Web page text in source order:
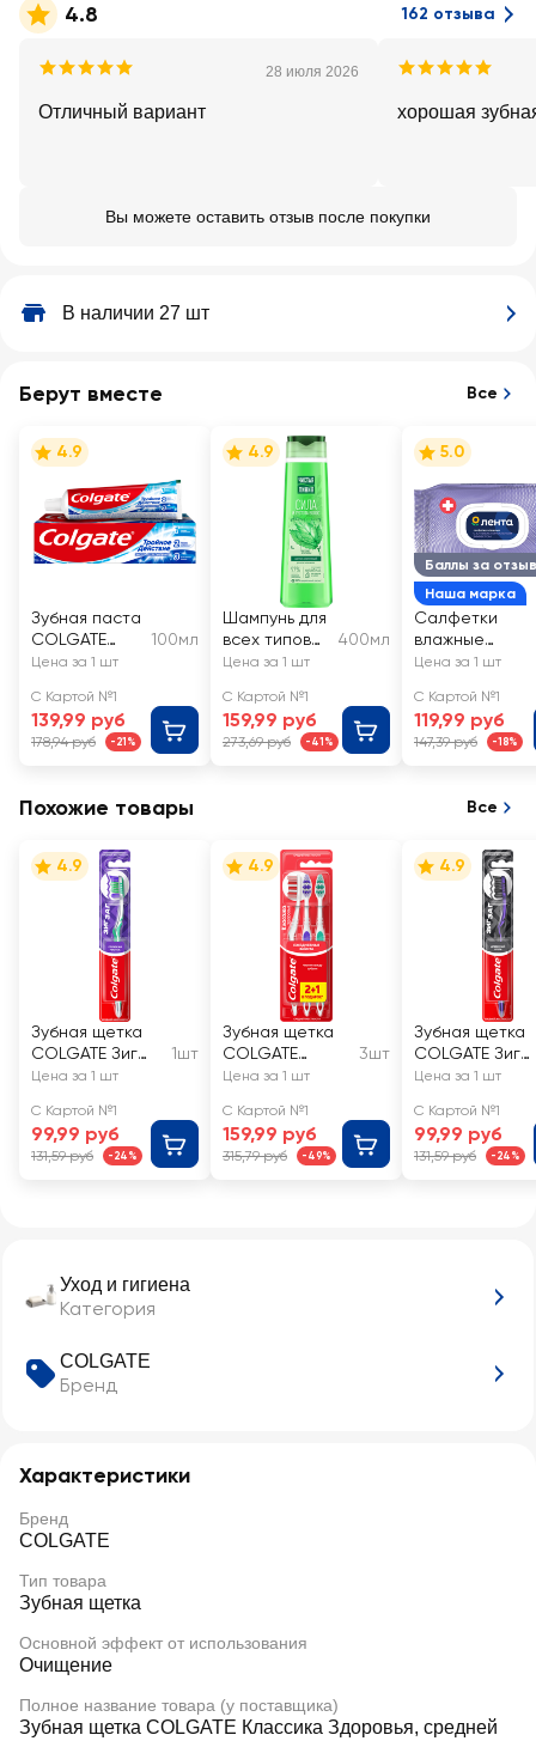
4.8 162 отзыва
28 июля 2026
Отличный вариант хорошая
Вы можете оставить отзыв после покупки
В наличии 27 шт
Уход и гигиена
Категория
COLGATE
Бренд
Характеристики
Бренд
COLGATE
Тип товара
Зубная щетка
Основной эффект от использования
Очищение
Полное название товара (у поставщика)
Зубная щетка COLGATE Классика Здоровья, средней
Берут вместе Все
4.9
Зубная паста
COLGATE
Тройное
Экстра
отбеливание
для
естественно
зубов с
первого
применения
100мл
Цена за 1 шт
С Картой №1
139,99 руб
178,94 руб -21%
4.9
Шампунь для
всех типов
волос
ЛИНИЯ
Крапива, на
отваре
400мл
Цена за 1 шт
С Картой №1
159,99 руб
273,69 руб -41%
Баллы за отзыв
Наша марка
5.0
Салфетки
влажные
ЛЕНТА
льные
Цена за 1 шт
С Картой №1
119,99 руб
147,39 руб -18%
Похожие товары Все
4.9
Зубная щетка
COLGATE Зиг
Заг
альная, средней
жесткости
1шт
Цена за 1 шт
С Картой №1
99,99 руб
131,59 руб -24%
4.9
Зубная щетка
COLGATE
Классика
многофункцион
альная,
средней
3шт
Цена за 1 шт
С Картой №1
159,99 руб
315,79 руб -49%
4.9
Зубная щетка
COLGATE Зиг
Заг Древесный
альная,
жесткости
Цена за 1 шт
С Картой №1
99,99 руб
131,59 руб -24%